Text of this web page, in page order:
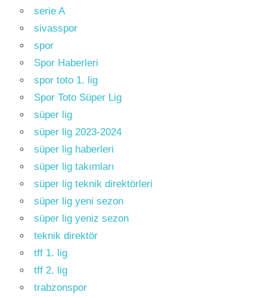
serie A
sivasspor
spor
Spor Haberleri
spor toto 1. lig
Spor Toto Süper Lig
süper lig
süper lig 2023-2024
süper lig haberleri
süper lig takımları
süper lig teknik direktörleri
süper lig yeni sezon
süper lig yeniz sezon
teknik direktör
tff 1. lig
tff 2. lig
trabzonspor